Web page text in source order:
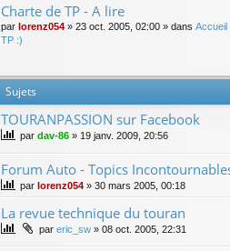
Charte de TP - A lire
par lorenz054 » 23 oct. 2005, 02:00 » dans Accueil
TP :)
Sujets
TOURANPASSION sur Facebook
par dav-86 » 19 janv. 2009, 20:56
Forum Auto - Topics
par lorenz054 » 30 mars 2005, 00:18
La revue technique du touran
par eric_sw » 08 oct. 2005, 22:31